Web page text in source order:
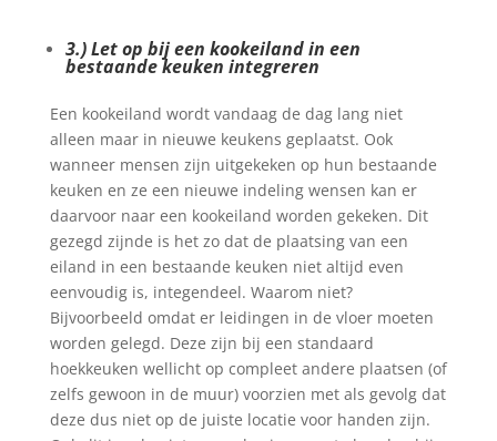
3.) Let op bij een kookeiland in een
bestaande keuken integreren
Een kookeiland wordt vandaag de dag lang niet
alleen maar in nieuwe keukens geplaatst. Ook
wanneer mensen zijn uitgekeken op hun bestaande
keuken en ze een nieuwe indeling wensen kan er
daarvoor naar een kookeiland worden gekeken. Dit
gezegd zijnde is het zo dat de plaatsing van een
eiland in een bestaande keuken niet altijd even
eenvoudig is, integendeel. Waarom niet?
Bijvoorbeeld omdat er leidingen in de vloer moeten
worden gelegd. Deze zijn bij een standaard
hoekkeuken wellicht op compleet andere plaatsen (of
zelfs gewoon in de muur) voorzien met als gevolg dat
deze dus niet op de juiste locatie voor handen zijn.